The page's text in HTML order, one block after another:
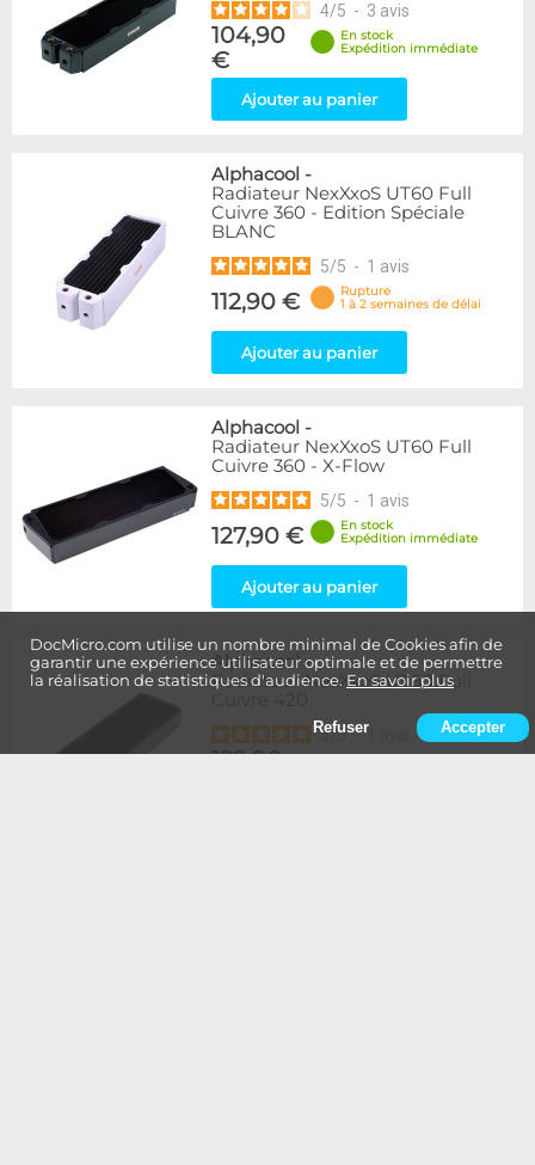
DocMicro.com utilise un nombre minimal de Cookies afin de
garantir une expérience utilisateur optimale et de permettre
la réalisation de statistiques d'audience. En savoir plus
Refuser Accepter
4/5 - 3 avis
104,90
€
En stock
Expédition immédiate
Ajouter au panier
Alphacool -
Radiateur NexXxoS UT60 Full
Cuivre 360 - Edition Spéciale
BLANC
5/5 - 1 avis
112,90 €
Rupture
1 à 2 semaines de délai
Ajouter au panier
Alphacool -
Radiateur NexXxoS UT60 Full
Cuivre 360 - X-Flow
5/5 - 1 avis
127,90 €
En stock
Expédition immédiate
Ajouter au panier
Alphacool-
Radiateur NexXxoS UT60 Full
5/5-
129,90